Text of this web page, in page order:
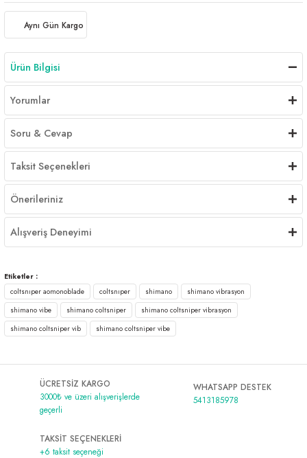
Aynı Gün Kargo
Ürün Bilgisi
Yorumlar
Soru & Cevap
Taksit Seçenekleri
Önerileriniz
Alışveriş Deneyimi
Etiketler :
coltsnıper aomonoblade
coltsnıper shimano
shimano vibrasyon
shimano vibe
shimano coltsniper
shimano coltsniper vibrasyon
shimano coltsniper vib
shimano coltsniper vibe
ÜCRETSİZ KARGO
3000₺ ve üzeri alışverişlerde
geçerli
WHATSAPP DESTEK
5413185978
TAKSİT SEÇENEKLERİ
+6 taksit seçeneği